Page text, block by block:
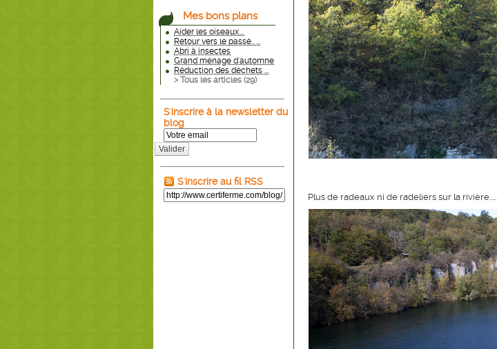
Mes bons plans
Aider les oiseaux....
Retour vers le passé.. ...
Abri à insectes
Grand ménage d'automne
Réduction des déchets ...
> Tous les articles (29)
S'inscrire à la newsletter du
blog
Valider
S'inscrire au fil RSS
Plus de radeaux ni de radeliers sur la rivière.....